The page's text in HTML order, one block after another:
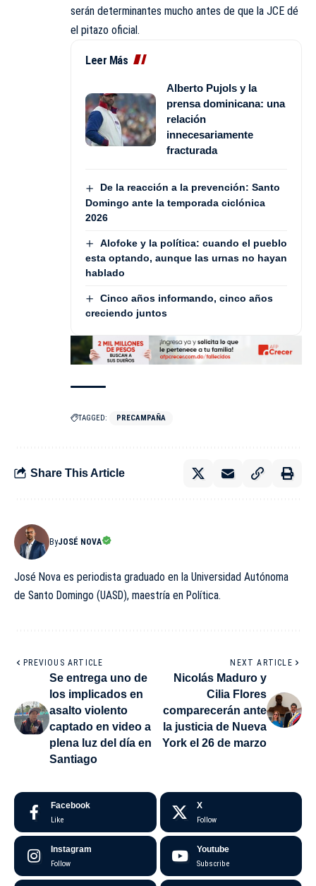
serán determinantes mucho antes de que la JCE dé
el pitazo oficial.
Leer Más
Alberto Pujols y la
prensa dominicana: una
relación
innecesariamente
fracturada
De la reacción a la prevención: Santo
Domingo ante la temporada ciclónica
2026
Alofoke y la política: cuando el pueblo
esta optando, aunque las urnas no hayan
hablado
Cinco años informando, cinco años
creciendo juntos
TAGGED: PRECAMPAÑA
Share This Article
ByJOSÉ NOVA
José Nova es periodista graduado en la Universidad Autónoma
de Santo Domingo (UASD), maestría en Política.
PREVIOUS ARTICLE
Se entrega uno de
los implicados en
asalto violento
captado en video a
plena luz del día en
Santiago
NEXT ARTICLE
Nicolás Maduro y
Cilia Flores
comparecerán ante
la justicia de Nueva
York el 26 de marzo
Facebook
Like
X
Follow
Instagram
Follow
Youtube
Subscribe